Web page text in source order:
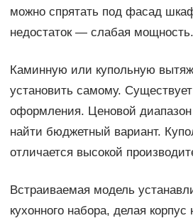
можно спрятать под фасад
недостаток — слабая мощность.
Каминную или купольную
установить самому.
оформления. Ценовой
найти бюджетный вариант.
отличается высокой
Встраиваемая модель
кухонного набора, делая